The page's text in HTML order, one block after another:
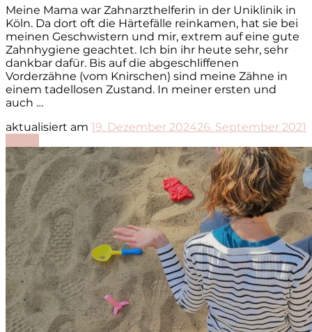
Meine Mama war Zahnarzthelferin in der Uniklinik in
Köln. Da dort oft die Härtefälle reinkamen, hat sie bei
meinen Geschwistern und mir, extrem auf eine gute
Zahnhygiene geachtet. Ich bin ihr heute sehr, sehr
dankbar dafür. Bis auf die abgeschliffenen
Vorderzähne (vom Knirschen) sind meine Zähne in
einem tadellosen Zustand. In meiner ersten und
auch …
aktualisiert am 19. Dezember 202426. September 2021